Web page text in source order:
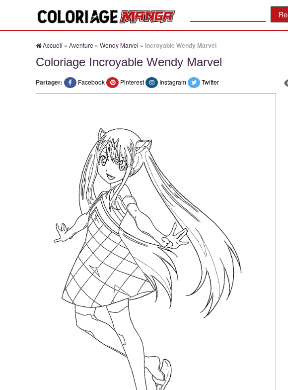
Accueil » Aventure » Wendy Marvel » Incroyable Wendy Marvel
Coloriage Incroyable Wendy Marvel
Partager: Facebook Pinterest Instagram Twitter